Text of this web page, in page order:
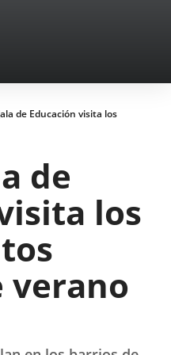
de Educación visita los
de
los
verano